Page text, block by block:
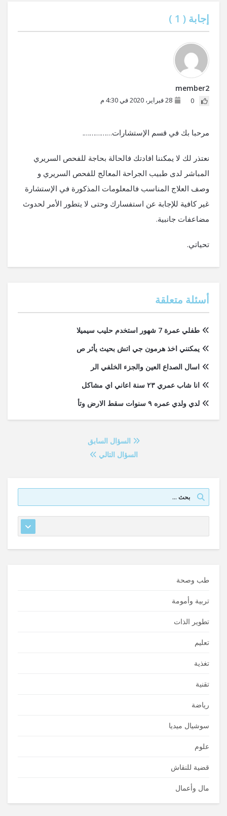
إجابة ( 1
)
member2
0 28 فبراير، 2020 في 4:30 م
مرحبا بك في قسم الإستشارات…………….
نعتذر لك لا يمكننا افادتك فالحالة بحاجة للفحص السريري
المباشر لدى طبيب الجراحة المعالج للفحص السريري و
وصف العلاج المناسب فالمعلومات المذكورة في الإستشارة
غير كافية للإجابة عن استفسارك وحتى لا يتطور الأمر لحدوث
مضاعفات جانبية.
تحياتي.
أسئلة متعلقة
طفلي عمرة 7 شهور استخدم حليب سيميلا
يمكنني اخذ هرمون جي اتش بحيث يأثر ص
اسال الصداع العين والجزء الخلفي الر
انا شاب عمري ٢٣ سنة اعاني اي مشاكل
لدي ولدي عمره ٩ سنوات سقط الارض وتأ
السؤال السابق
السؤال التالي
طب وصحة
تربية وأمومة
تطوير الذات
تعليم
تغذية
تقنية
رياضة
سوشيال ميديا
علوم
قضية للنقاش
مال وأعمال